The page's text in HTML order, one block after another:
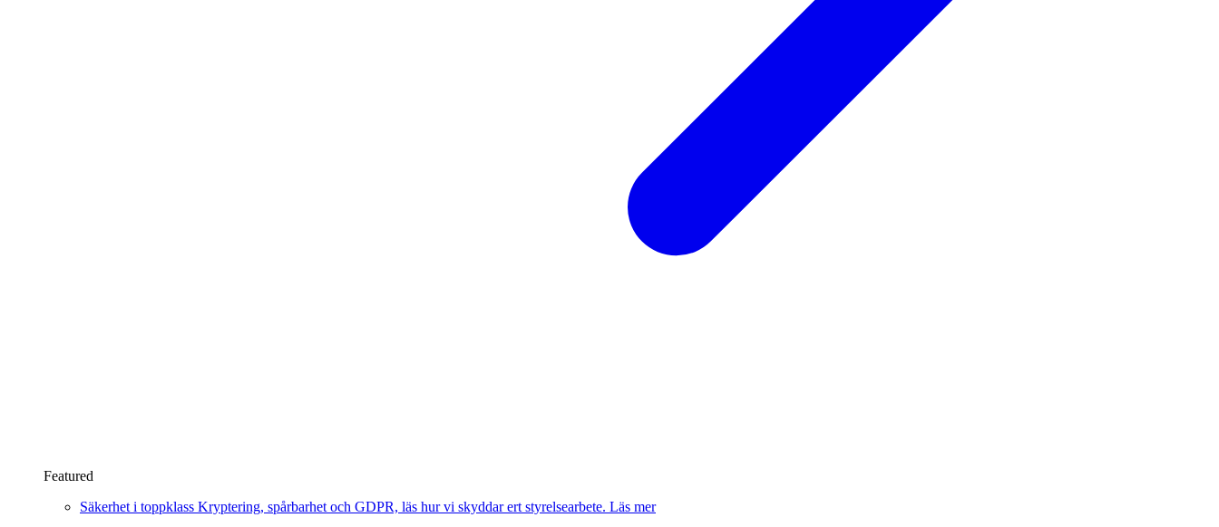
Featured
Säkerhet i toppklass Kryptering, spårbarhet och GDPR, läs hur vi skyddar ert styrelsearbete. Läs mer